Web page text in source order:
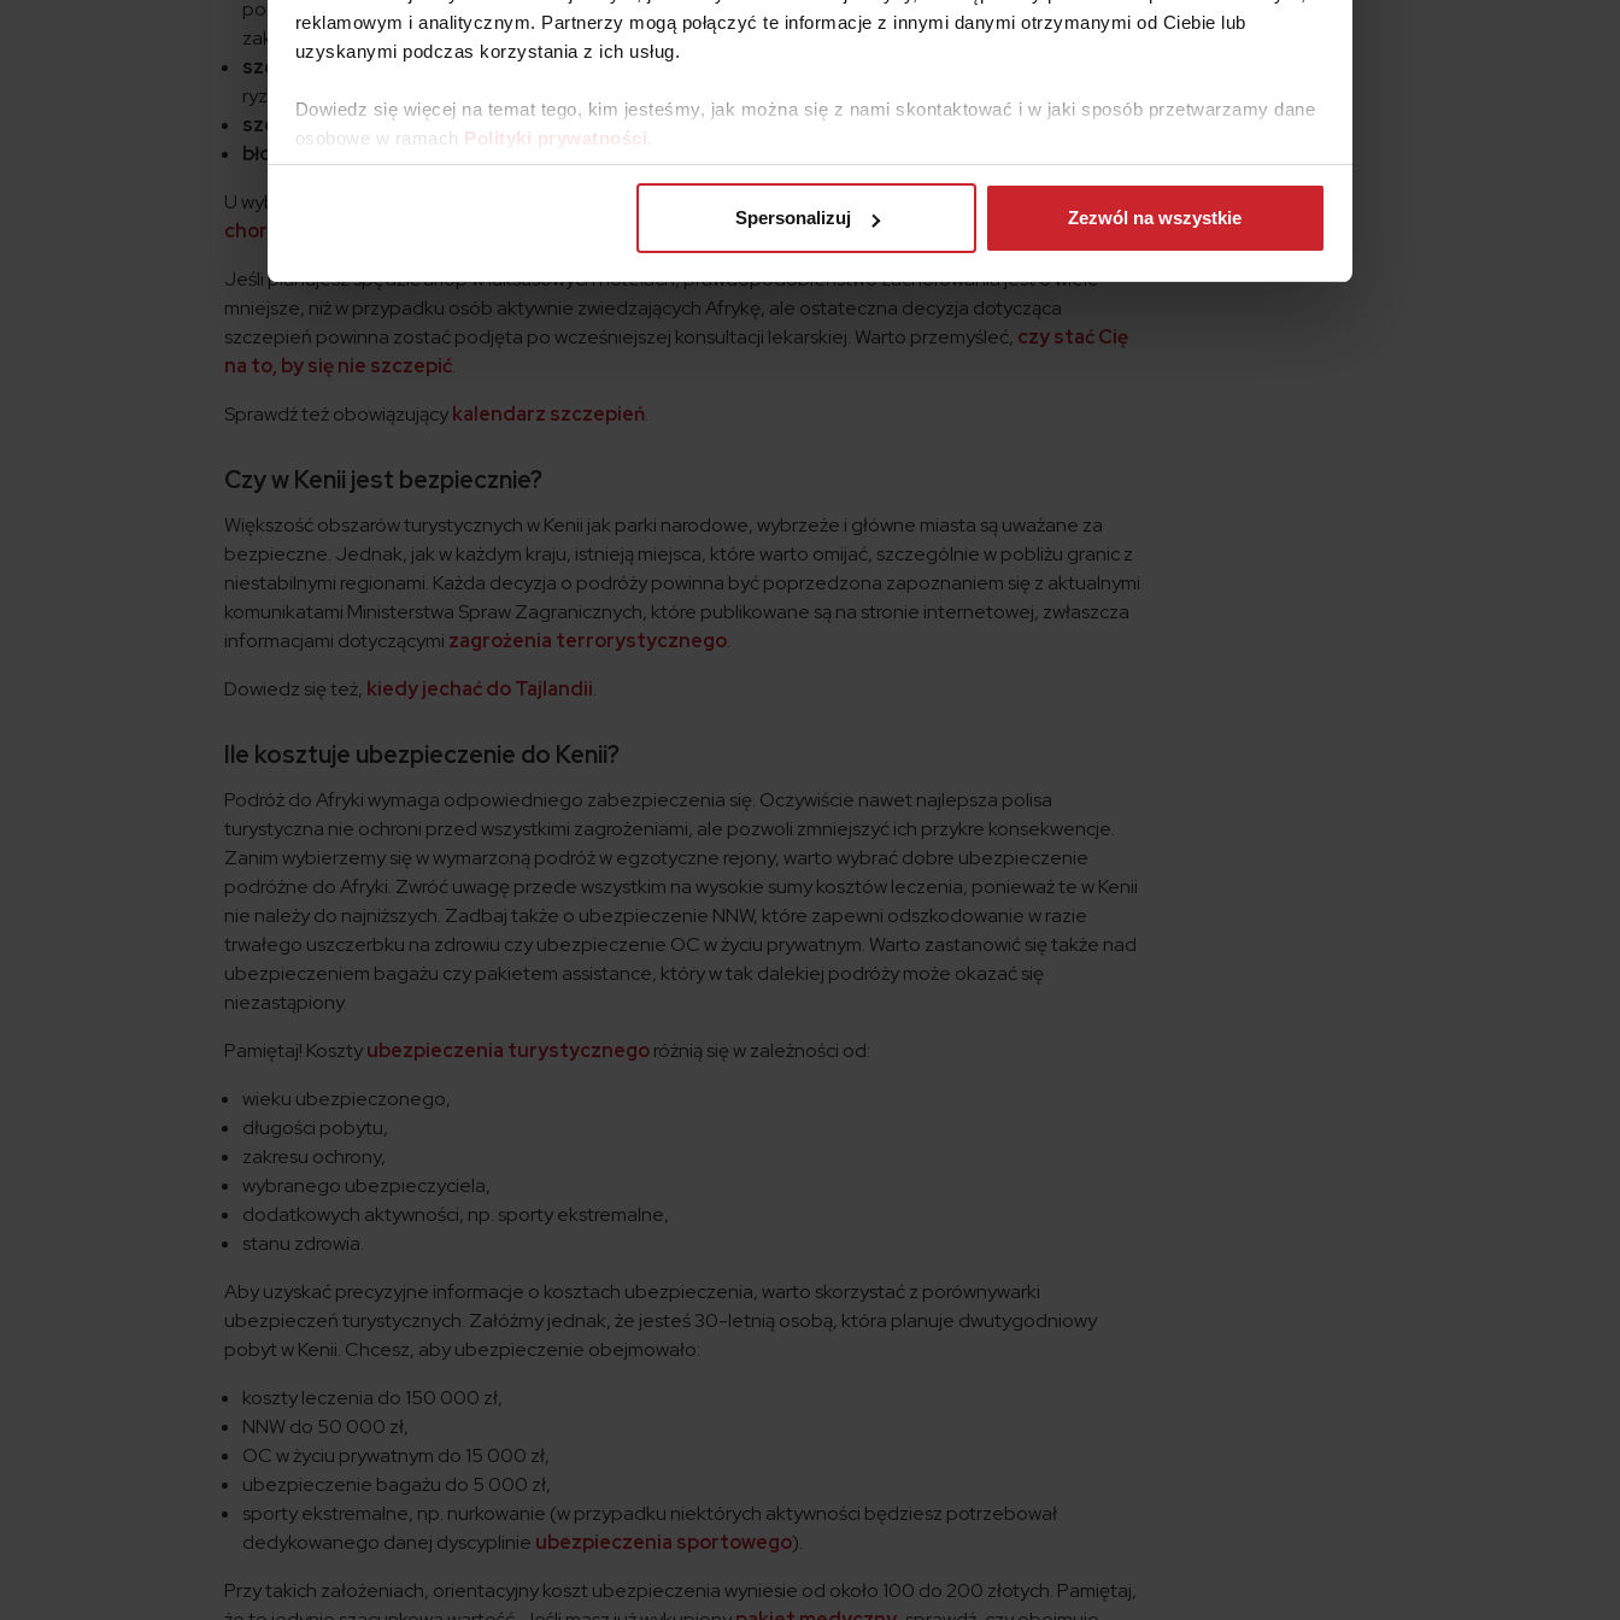
reklamowym i analitycznym. Partnerzy mogą połączyć te informacje z innymi danymi otrzymanymi od Ciebie lub
uzyskanymi podczas korzystania z ich usług.
Dowiedz się więcej na temat tego, kim jesteśmy, jak można się z nami skontaktować i w jaki sposób przetwarzamy dane
osobowe w ramach Polityki prywatności
Spersonalizuj Zezwól na wszystkie
podróżujących do krajów Afryki, Ameryki Południowej i Azji. Wykonuje się je w przypadku ryzyka spożycia
zakażonej wody lub żywności,
szczepienie przeciwko wirusowemu zapaleniu wątroby typu B
ryzyka interwencji chirurgicznych, iniekcji, kontaktu z zakażoną krwią, kontaktów seksualnych,
szczepienie na dur brzuszny
błonicę/tężec
U wybranych podróżnych, w zależności od indywidualnego ryzyka, zaleca się także szczepienie przeciwko
chorobom tropikalnym
, w tym cholerze, malarii, żółtej febrze czy wściekliźnie.
Jeśli planujesz spędzić urlop w luksusowych hotelach, prawdopodobieństwo zachorowania jest o wiele
mniejsze, niż w przypadku osób aktywnie zwiedzających Afrykę, ale ostateczna decyzja dotycząca
szczepień powinna zostać podjęta po wcześniejszej konsultacji lekarskiej. Warto przemyśleć, czy stać Cię
na to, by się nie szczepić.
Sprawdź też obowiązującykalendarz szczepień.
Czy w Kenii jest bezpiecznie?
Większość obszarów turystycznych w Kenii jak parki narodowe, wybrzeże i główne miasta są uważane za
bezpieczne. Jednak, jak w każdym kraju, istnieją miejsca, które warto omijać, szczególnie w pobliżu granic z
niestabilnymi regionami. Każda decyzja o podróży powinna być poprzedzona zapoznaniem się z aktualnymi
komunikatami Ministerstwa Spraw Zagranicznych, które publikowane są na stronie internetowej, zwłaszcza
informacjami dotyczącymi zagrożenia terrorystycznego.
Dowiedz się też, kiedy jechać do Tajlandii.
Ile kosztuje ubezpieczenie do Kenii?
Podróż do Afryki wymaga odpowiedniego zabezpieczenia się. Oczywiście nawet najlepsza polisa
turystyczna nie ochroni przed wszystkimi zagrożeniami, ale pozwoli zmniejszyć ich przykre konsekwencje.
Zanim wybierzemy się w wymarzoną podróż w egzotyczne rejony, warto wybrać dobre ubezpieczenie
podróżne do Afryki. Zwróć uwagę przede wszystkim na wysokie sumy kosztów leczenia, ponieważ te w Kenii
nie należy do najniższych. Zadbaj także o ubezpieczenie NNW, które zapewni odszkodowanie w razie
trwałego uszczerbku na zdrowiu czy ubezpieczenie OC w życiu prywatnym. Warto zastanowić się także nad
ubezpieczeniem bagażu czy pakietem assistance, który w tak dalekiej podróży może okazać się
niezastąpiony.
Pamiętaj! Kosztyubezpieczenia turystycznegoróżnią się w zależności od:
wieku ubezpieczonego,
długości pobytu,
zakresu ochrony,
wybranego ubezpieczyciela,
dodatkowych aktywności, np. sporty ekstremalne,
stanu zdrowia.
Aby uzyskać precyzyjne informacje o kosztach ubezpieczenia, warto skorzystać z porównywarki
ubezpieczeń turystycznych. Załóżmy jednak, że jesteś 30-letnią osobą, która planuje dwutygodniowy
pobyt w Kenii. Chcesz, aby ubezpieczenie obejmowało:
koszty leczenia do 150 000 zł,
NNW do 50 000 zł,
OC w życiu prywatnym do 15 000 zł,
ubezpieczenie bagażu do 5 000 zł,
sporty ekstremalne, np. nurkowanie (w przypadku niektórych aktywności będziesz potrzebował
dedykowanego danej dyscyplinie ubezpieczenia sportowego).
Przy takich założeniach, orientacyjny koszt ubezpieczenia wyniesie od około 100 do 200 złotych. Pamiętaj,